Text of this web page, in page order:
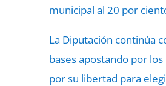
municipal al 20 por
La Diputación continúa
bases apostando por
por su libertad para